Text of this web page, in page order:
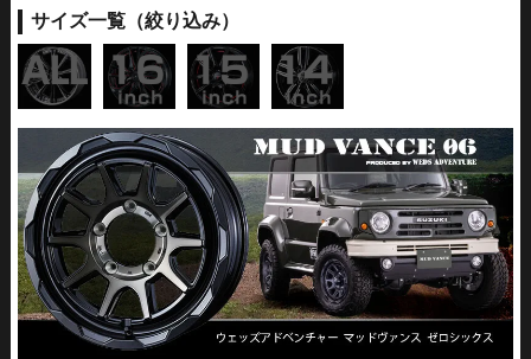
サイズ一覧（絞り込み）